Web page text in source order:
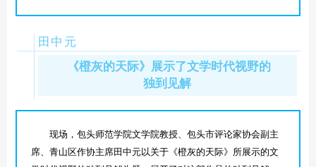
田中元
《橙灰的天际》展示了文学时代视野的
独到见解
现场，包头师范学院文学院教授、包头市评论家协会副主
席、青山区作协主席田中元以关于《橙灰的天际》所展示的文